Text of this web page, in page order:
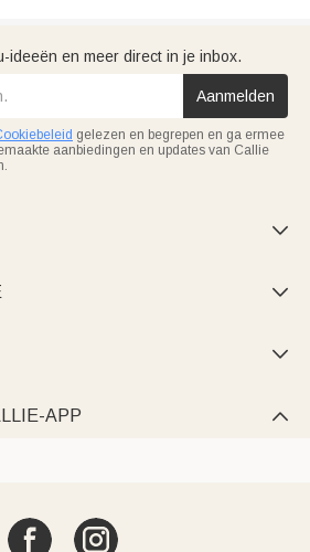
ideeën en meer direct in je inbox.
Aanmelden
gelezen en begrepen en ga ermee
aanbiedingen en updates van Callie



APP 